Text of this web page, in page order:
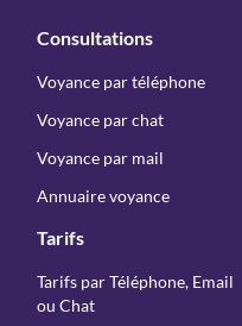
Consultations
Voyance par téléphone
Voyance par chat
Voyance par mail
Annuaire voyance
Tarifs
Tarifs par Téléphone, Email
ou Chat